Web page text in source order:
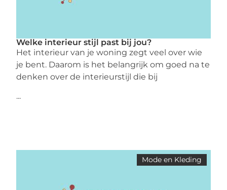
Welke interieur stijl past bij jou?
Het interieur van je woning zegt veel over wie
je bent. Daarom is het belangrijk om goed na te
denken over de interieurstijl die bij
...
Mode en Kleding